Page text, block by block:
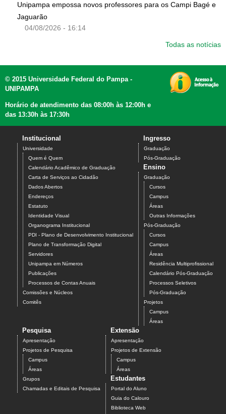
Unipampa empossa novos professores para os Campi Bagé e
Jaguarão
04/08/2026 - 16:14
Todas as notícias
© 2015 Universidade Federal do Pampa -
UNIPAMPA
Horário de atendimento das 08:00h às 12:00h e
das 13:30h às 17:30h
Institucional
Universidade
Quem é Quem
Calendário Acadêmico de Graduação
Carta de Serviços ao Cidadão
Dados Abertos
Endereços
Estatuto
Identidade Visual
Organograma Institucional
PDI - Plano de Desenvolvimento Institucional
Plano de Transformação Digital
Servidores
Unipampa em Números
Publicações
Processos de Contas Anuais
Comissões e Núcleos
Comitês
Ingresso
Graduação
Pós-Graduação
Ensino
Graduação
Cursos
Campus
Áreas
Outras Informações
Pós-Graduação
Cursos
Campus
Áreas
Residência Multiprofissional
Calendário Pós-Graduação
Processos Seletivos
Pós-Graduação
Projetos
Campus
Áreas
Pesquisa
Apresentação
Projetos de Pesquisa
Campus
Áreas
Grupos
Chamadas e Editais de Pesquisa
Extensão
Apresentação
Projetos de Extensão
Campus
Áreas
Estudantes
Portal do Aluno
Guia do Calouro
Biblioteca Web